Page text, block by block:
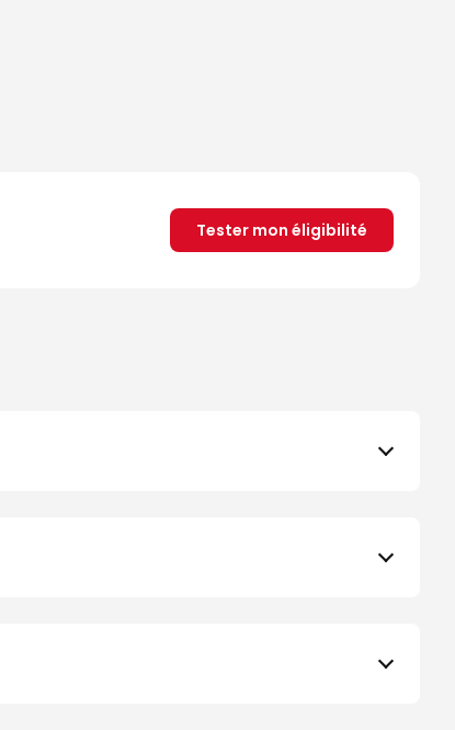
Tester mon éligibilité